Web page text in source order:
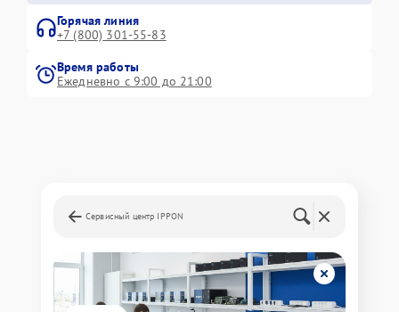
Горячая линия
+7 (800) 301-55-83
Время работы
Ежедневно с 9:00 до 21:00
Сервисный центр IPPON